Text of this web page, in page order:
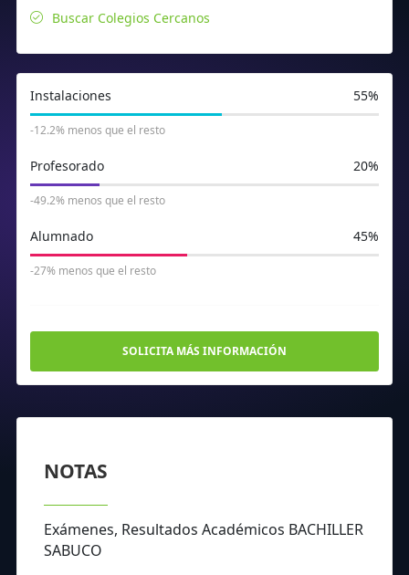
Buscar Colegios Cercanos
Instalaciones 55%
-12.2% menos que el resto
Profesorado 20%
-49.2% menos que el resto
Alumnado 45%
-27% menos que el resto
SOLICITA MÁS INFORMACIÓN
NOTAS
Exámenes, Resultados Académicos BACHILLER
SABUCO